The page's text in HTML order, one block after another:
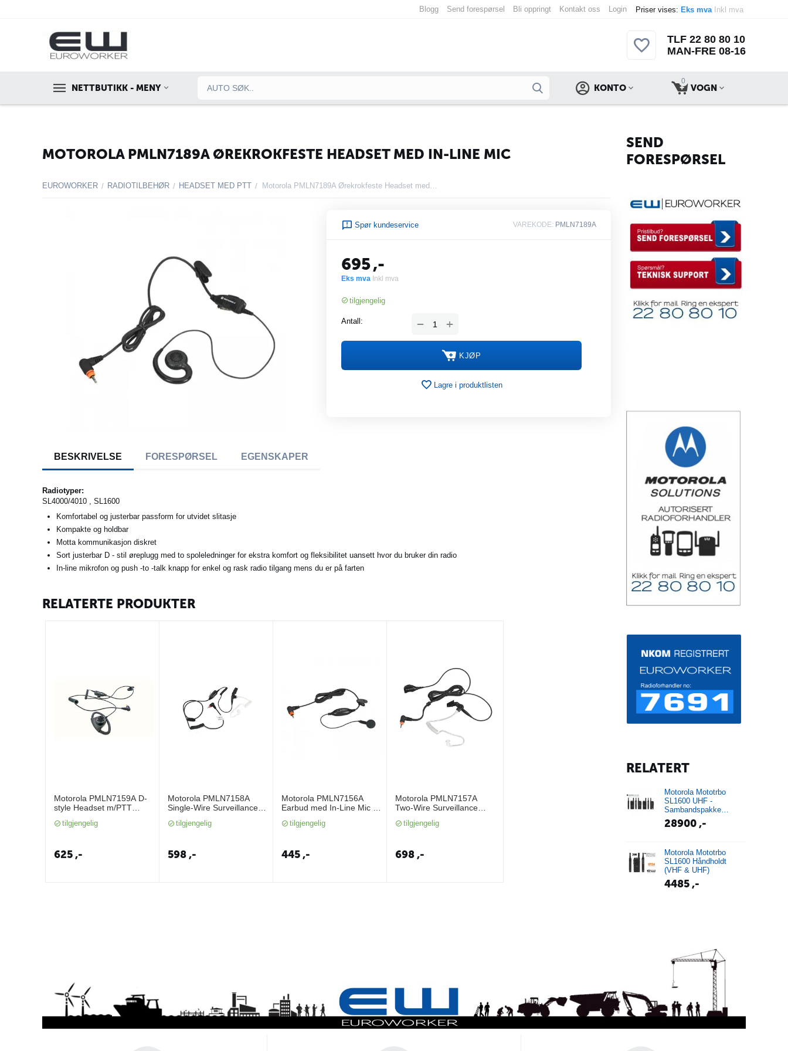
Priser vises: Eks mva Inkl mva
Blogg Send forespørsel Bli oppringt Kontakt oss Login
TLF 22 80 80 10
MAN-FRE 08-16
NETTBUTIKK - MENY
0
VOGN
KONTO
MOTOROLA PMLN7189A ØREKROKFESTE HEADSET MED IN-LINE MIC
EUROWORKER / RADIOTILBEHØR / HEADSET MED PTT / Motorola PMLN7189A Ørekrokfeste Headset med In-Line Mic
Spør kundeservice VAREKODE: PMLN7189A
695,-
Eks mva Inkl mva
tilgjengelig
Antall: +
−
KJØP
Lagre i produktlisten
BESKRIVELSE FORESPØRSEL EGENSKAPER
Radiotyper:
SL4000/4010 , SL1600
Komfortabel og justerbar passform for utvidet slitasje
Kompakte og holdbar
Motta kommunikasjon diskret
Sort justerbar D - stil øreplugg med to spoleledninger for ekstra komfort og fleksibilitet uansett hvor du bruker din radio
In-line mikrofon og push -to -talk knapp for enkel og rask radio tilgang mens du er på farten
RELATERTE PRODUKTER
Motorola PMLN7159A D-
style Headset m/PTT
tilgjengelig
625,-
Motorola PMLN7158A
Single-Wire Surveillance
tilgjengelig
598,-
Motorola PMLN7156A
Earbud med In-Line Mic &
tilgjengelig
445,-
Motorola PMLN7157A
Two-Wire Surveillance
tilgjengelig
698,-
SEND
FORESPØRSEL
RELATERT
Motorola ​Mototrbo
SL1600 UHF -
Sambandspakke
komplett
28900,-
Motorola ​Mototrbo
SL1600 Håndholdt
(VHF & UHF)
4485,-